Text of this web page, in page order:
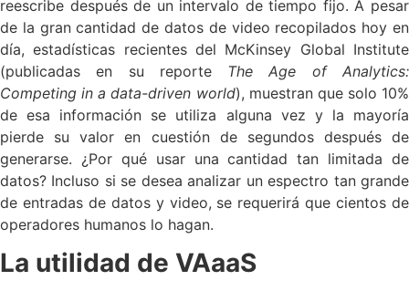
reescribe después de un intervalo de tiempo fijo. A pesar
de la gran cantidad de datos de video recopilados hoy en
día, estadísticas recientes del McKinsey Global Institute
(publicadas en su reporte The Age of Analytics:
Competing in a data-driven world), muestran que solo 10%
de esa información se utiliza alguna vez y la mayoría
pierde su valor en cuestión de segundos después de
generarse. ¿Por qué usar una cantidad tan limitada de
datos? Incluso si se desea analizar un espectro tan grande
de entradas de datos y video, se requerirá que cientos de
operadores humanos lo hagan.
La utilidad de VAaaS